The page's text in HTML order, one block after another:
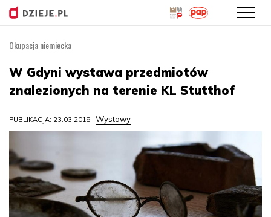
treści
Okupacja niemiecka
W Gdyni wystawa przedmiotów
znalezionych na terenie KL Stutthof
PUBLIKACJA: 23.03.2018 Wystawy